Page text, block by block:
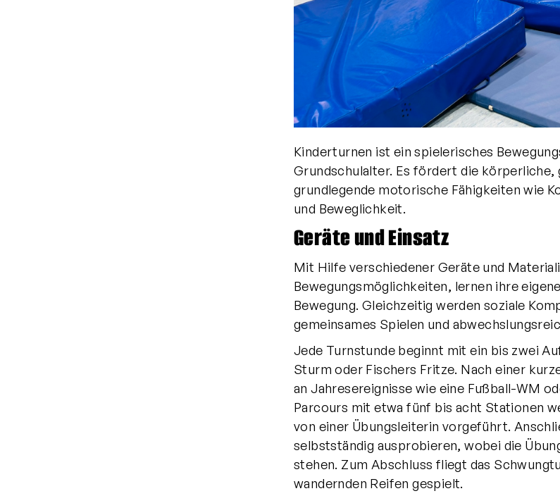
Kinderturnen ist ein spielerisches
Grundschulalter. Es fördert die
grundlegende motorische Fähigkeiten wie
und Beweglichkeit.
Geräte und Einsatz
Mit Hilfe verschiedener Geräte und
Bewegungsmöglichkeiten, lernen ihre
Bewegung. Gleichzeitig werden soziale
gemeinsames Spielen und
Jede Turnstunde beginnt mit ein bis zwei
Sturm oder Fischers Fritze. Nach einer
an Jahresereignisse wie eine Fußball-WM
Parcours mit etwa fünf bis acht Stationen
von einer Übungsleiterin vorgeführt.
selbstständig ausprobieren, wobei die
stehen. Zum Abschluss fliegt das
wandernden Reifen gespielt.